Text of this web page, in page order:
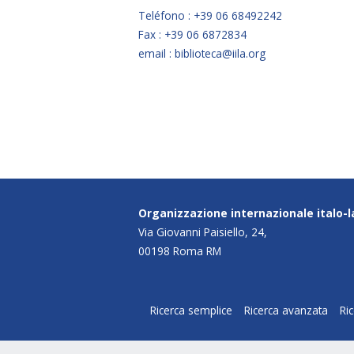
Teléfono : +39 06 68492242
Fax : +39 06 6872834
email : biblioteca@iila.org
Organizzazione internazionale italo-
Via Giovanni Paisiello, 24,
00198 Roma RM
Ricerca semplice Ricerca avanzata